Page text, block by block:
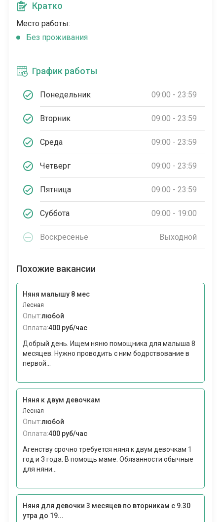
Кратко
Место работы:
Без проживания
График работы
Понедельник 09:00 - 23:59
Вторник 09:00 - 23:59
Среда 09:00 - 23:59
Четверг 09:00 - 23:59
Пятница 09:00 - 23:59
Суббота 09:00 - 19:00
Воскресенье Выходной
Похожие вакансии
Няня малышу 8 мес
Лесная
Опыт:любой
Оплата:400 руб/час
Добрый день. Ищем няню помощника для малыша 8
месяцев. Нужно проводить с ним бодрствование в
первой...
Няня к двум девочкам
Лесная
Опыт:любой
Оплата:400 руб/час
Агенству срочно требуется няня к двум девочкам 1
год и 3 года. В помощь маме. Обязанности обычные
для няни...
Няня для девочки 3 месяцев по вторникам с 9.30
утра до 19...